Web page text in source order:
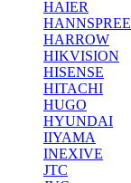
HAIER
HANNSPREE
HARROW
HIKVISION
HISENSE
HITACHI
HUGO
HYUNDAI
IIYAMA
INEXIVE
JTC